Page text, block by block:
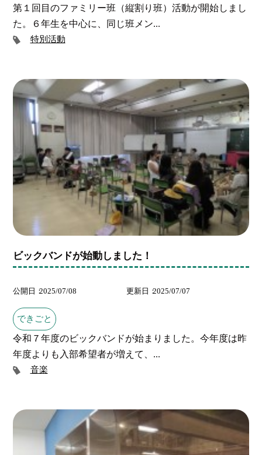
第１回目のファミリー班（縦割り班）活動が開始しまし
た。６年生を中心に、同じ班メン...
特別活動
ビックバンドが始動しました！
公開日 2025/07/08 更新日 2025/07/07
できごと
令和７年度のビックバンドが始まりました。今年度は昨
年度よりも入部希望者が増えて、...
音楽